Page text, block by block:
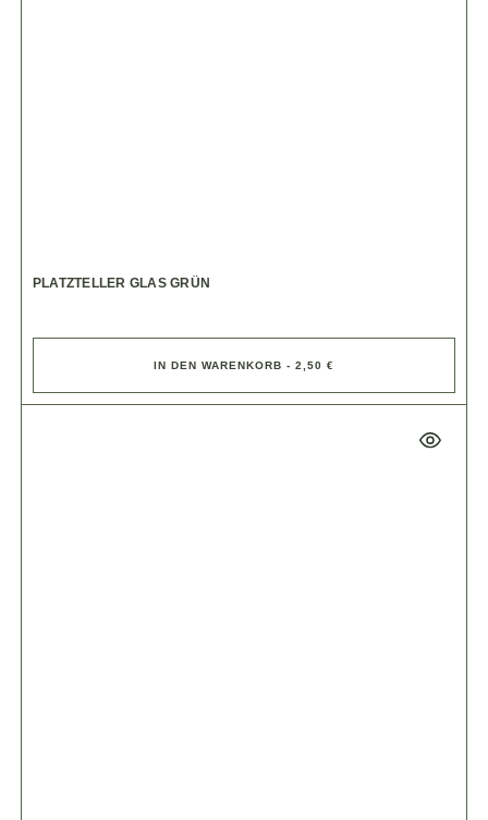
PLATZTELLER GLAS GRÜN
IN DEN WARENKORB - 2,50 €